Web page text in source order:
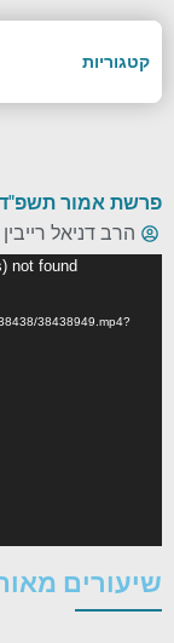
פרשת אמור
הרב דניאל רייבין
not found
38438949.mp4?
שיעורים